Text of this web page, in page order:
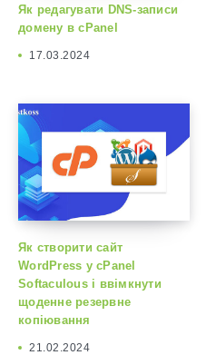
Як редагувати DNS-записи
домену в cPanel
17.03.2024
Як створити сайт
WordPress у cPanel
Softaculous і ввімкнути
щоденне резервне
копіювання
21.02.2024